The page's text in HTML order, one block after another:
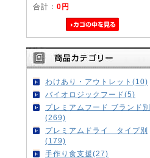
合計： 0円
わけあり・アウトレット(10)
バイオロジックフード(5)
プレミアムフード ブランド別
(269)
プレミアムドライ タイプ別
(179)
手作り食支援(27)